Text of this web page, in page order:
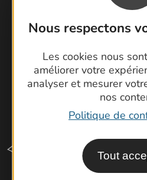
Nous respectons
Les cookies nous
améliorer votre
analyser et mesurer
nos
Politique de
Tout